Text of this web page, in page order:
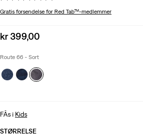
Gratis forsendelse for Red Tab™-medlemmer
Sale
is
kr 399,00
Route 66 - Sort
FÂs i Kids
STØRRELSE